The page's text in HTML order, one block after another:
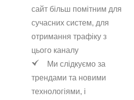
сайт більш помітним для
сучасних систем, для
отримання трафіку з
цього каналу
Ми слідкуємо за
трендами та новими
технологіями, і